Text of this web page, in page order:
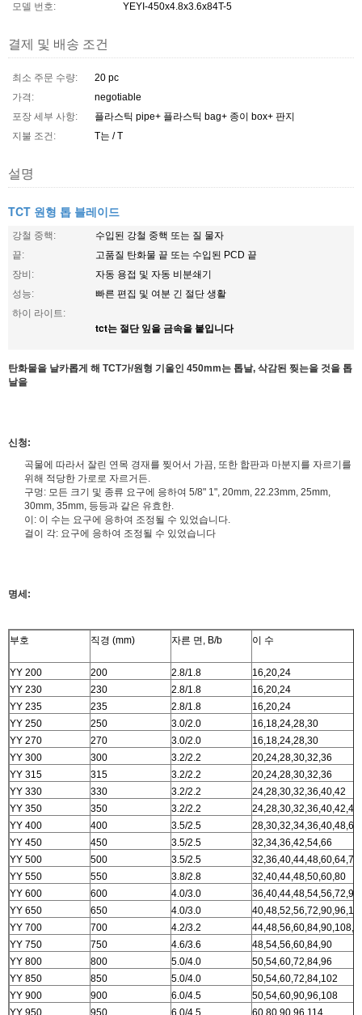
모델 번호:
YEYI-450x4.8x3.6x84T-5
결제 및 배송 조건
최소 주문 수량:
20 pc
가격:
negotiable
포장 세부 사항:
플라스틱 pipe+ 플라스틱 bag+ 종이 box+ 판지
지불 조건:
T는 / T
설명
TCT 원형 톱 블레이드
강철 중핵:
수입된 강철 중핵 또는 질 물자
끝:
고품질 탄화물 끝 또는 수입된 PCD 끝
장비:
자동 용접 및 자동 비분쇄기
성능:
빠른 편집 및 여분 긴 절단 생활
하이 라이트:
tct는 절단 잎을 금속을 붙입니다
탄화물을 날카롭게 해 TCT가/원형 기울인 450mm는 톱날, 삭감된 찢는을 것을 톱
날을
신청:
곡물에 따라서 잘린 연목 경재를 찢어서 가끔, 또한 합판과 마분지를 자르기를
위해 적당한 가로로 자르거든.
구멍: 모든 크기 및 종류 요구에 응하여 5/8" 1", 20mm, 22.23mm, 25mm,
30mm, 35mm, 등등과 같은 유효한.
이: 이 수는 요구에 응하여 조정될 수 있었습니다.
걸이 각: 요구에 응하여 조정될 수 있었습니다
명세:
부호 직경 (mm) 자른 면, B/b 이 수
YY 200 200 2.8/1.8
16,20,24
YY 230
230 2.8/1.8
16,20,24
YY 235
235 2.8/1.8
16,20,24
YY 250
250 3.0/2.0
16,18,24,28,30
YY 270
270 3.0/2.0
16,18,24,28,30
YY 300
300 3.2/2.2
20,24,28,30,32,36
YY 315
315 3.2/2.2
20,24,28,30,32,36
YY 330
330 3.2/2.2
24,28,30,32,36,40,42
YY 350
350 3.2/2.2
24,28,30,32,36,40,42,48
YY 400
400 3.5/2.5
28,30,32,34,36,40,48,60
YY 450
450 3.5/2.5
32,34,36,42,54,66
YY 500
500 3.5/2.5
32,36,40,44,48,60,64,72
YY 550
550 3.8/2.8
32,40,44,48,50,60,80
YY 600
600 4.0/3.0
YY 650
650 4.0/3.0
YY 700
700 4.2/3.2
YY 750
750 4.6/3.6
48,54,56,60,84,90
YY 800
800 5.0/4.0
50,54,60,72,84,96
YY 850
850 5.0/4.0
50,54,60,72,84,102
YY 900
900 6.0/4.5
50,54,60,90,96,108
YY 950
950 6.0/4.5 60,80,90,96,114